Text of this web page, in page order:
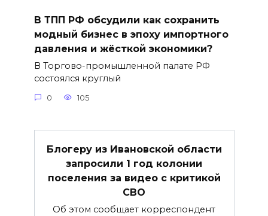
В ТПП РФ обсудили как сохранить
модный бизнес в эпоху импортного
давления и жёсткой экономики?
В Торгово-промышленной палате РФ
состоялся круглый
0 105
Блогеру из Ивановской области
запросили 1 год колонии
поселения за видео с критикой
СВО
Об этом сообщает корреспондент